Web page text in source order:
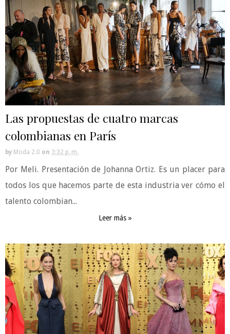
Las propuestas de cuatro marcas
colombianas en París
by Moda 2.0 on 3:32 p. m.
Por Meli. Presentación de Johanna Ortiz. Es un placer para
todos los que hacemos parte de esta industria ver cómo el
talento colombian...
Leer más »